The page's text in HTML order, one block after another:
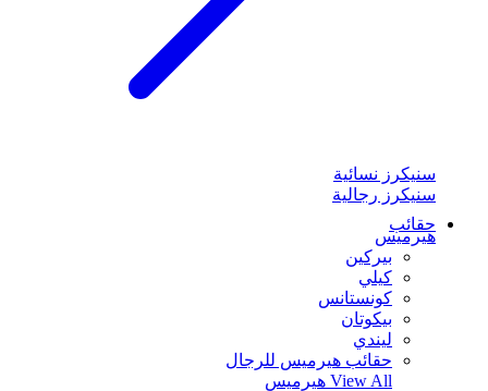
سنيكرز نسائية
سنيكرز رجالية
حقائب
هيرميس
بيركين
كيلي
كونستانس
بيكوتان
ليندي
حقائب هيرميس للرجال
View All هيرميس